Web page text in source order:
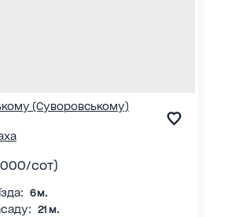
(Суворовському)
сот)
6 м.
21 м.